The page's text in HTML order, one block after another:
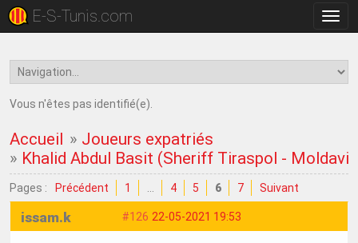
la
E-S-Tunis.com
Vous n'êtes pas identifié(e).
Accueil » Joueurs expatriés
» Khalid Abdul Basit (Sheriff Tiraspol -
Pages : Précédent 1 4 5 6 7 Suivant
#126 22-05-2021 19:53
issam.k